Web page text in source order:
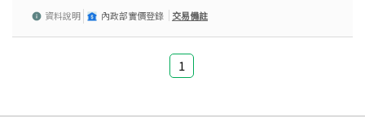
資料說明 內政部實價登錄 交易備註
1